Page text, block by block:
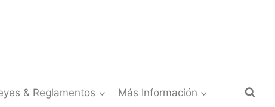
& Reglamentos Más Información